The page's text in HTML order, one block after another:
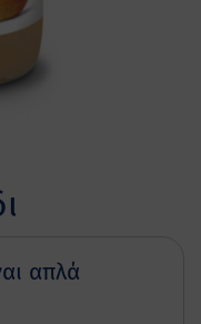
απλά